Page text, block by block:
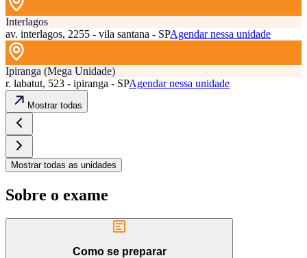
Interlagos
av. interlagos, 2255 - vila santana - SPAgendar nessa unidade
Ipiranga (Mega Unidade)
r. labatut, 523 - ipiranga - SPAgendar nessa unidade
Mostrar todas
Mostrar todas as unidades
Sobre o exame
Como se preparar